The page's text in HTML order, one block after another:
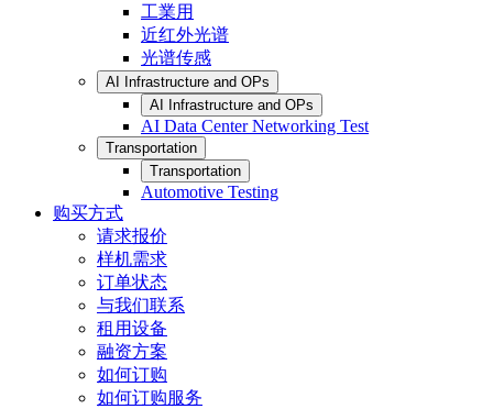
工業用
近红外光谱
光谱传感
AI Infrastructure and OPs
AI Infrastructure and OPs
AI Data Center Networking Test
Transportation
Transportation
Automotive Testing
购买方式
请求报价
样机需求
订单状态
与我们联系
租用设备
融资方案
如何订购
如何订购服务